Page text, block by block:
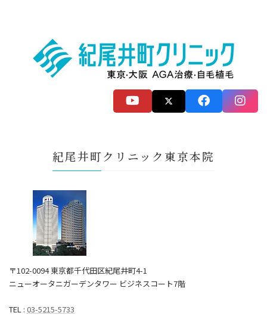
紀尾井町クリニック東京本院
〒102-0094 東京都千代田区紀尾井町4-1
ニューオータニガーデンタワー ビジネスコート7階
TEL : 03-5215-5733